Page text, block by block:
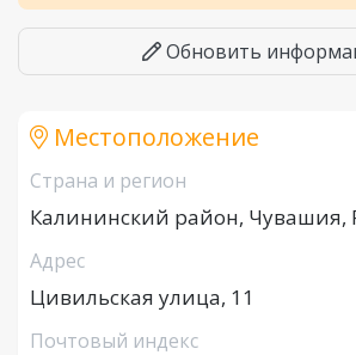
Обновить
Местоположение
Страна и регион
Калининский район, Чувашия,
Адрес
Цивильская улица, 11
Почтовый индекс